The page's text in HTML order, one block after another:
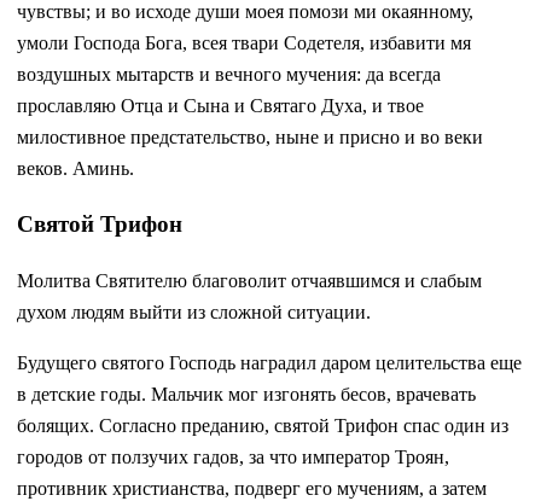
чувствы; и во исходе души моея помози ми окаянному,
умоли Господа Бога, всея твари Содетеля, избавити мя
воздушных мытарств и вечного мучения: да всегда
прославляю Отца и Сына и Святаго Духа, и твое
милостивное предстательство, ныне и присно и во веки
веков. Аминь.
Святой Трифон
Молитва Святителю благоволит отчаявшимся и слабым
духом людям выйти из сложной ситуации.
Будущего святого Господь наградил даром целительства еще
в детские годы. Мальчик мог изгонять бесов, врачевать
болящих. Согласно преданию, святой Трифон спас один из
городов от ползучих гадов, за что император Троян,
противник христианства, подверг его мучениям, а затем